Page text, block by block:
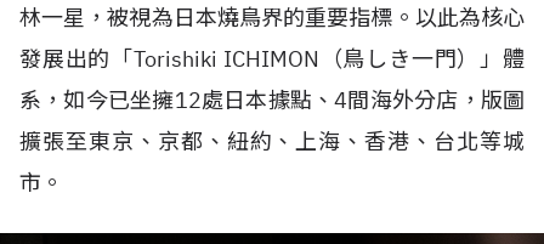
林一星，被視為日本燒鳥界的重要指標。以此為核心
發展出的「Torishiki ICHIMON （鳥しき一門）」體
系，如今已坐擁12處日本據點、4間海外分店，版圖
擴張至東京、京都、紐約、上海、香港、台北等城
市。